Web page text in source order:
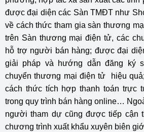
được đại diện các Sàn TMĐT như
về cách thức tham gia sàn thương
trên Sàn thương mại điện tử, các
hỗ trợ người bán hàng; được đại
giải pháp và hướng dẫn đăng ký
chuyển thương mại điện tử hiệu
cách thức tích hợp thanh toán trực
trong quy trình bán hàng online…
người tham dự cũng được tiếp cận
chương trình xuất khẩu xuyên biên